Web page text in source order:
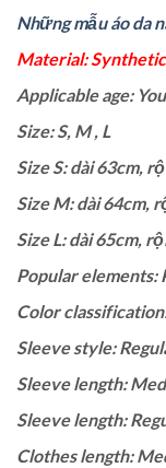
Những mẫu áo da
Material:
Applicable age:
Size: S, M , L
Size S: dài 63cm,
Size M: dài 64cm,
Size L: dài 65cm,
Popular elements:
Color
Sleeve style:
Sleeve length:
Sleeve length:
Clothes length: